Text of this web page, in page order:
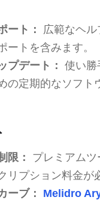
ート：
広範なヘ
ートを含みます。
プデート：
使い勝
の定期的なソフト
限：
プレミアム
リプション料金が
ーブ：
Melidro